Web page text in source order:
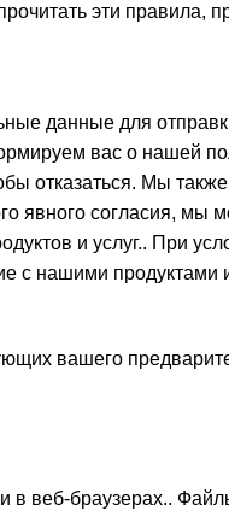
эти правила,
данные для
вас о нашей
отказаться. Мы
явного согласия,
и услуг.. При
нашими продуктами
вашего
браузерах..